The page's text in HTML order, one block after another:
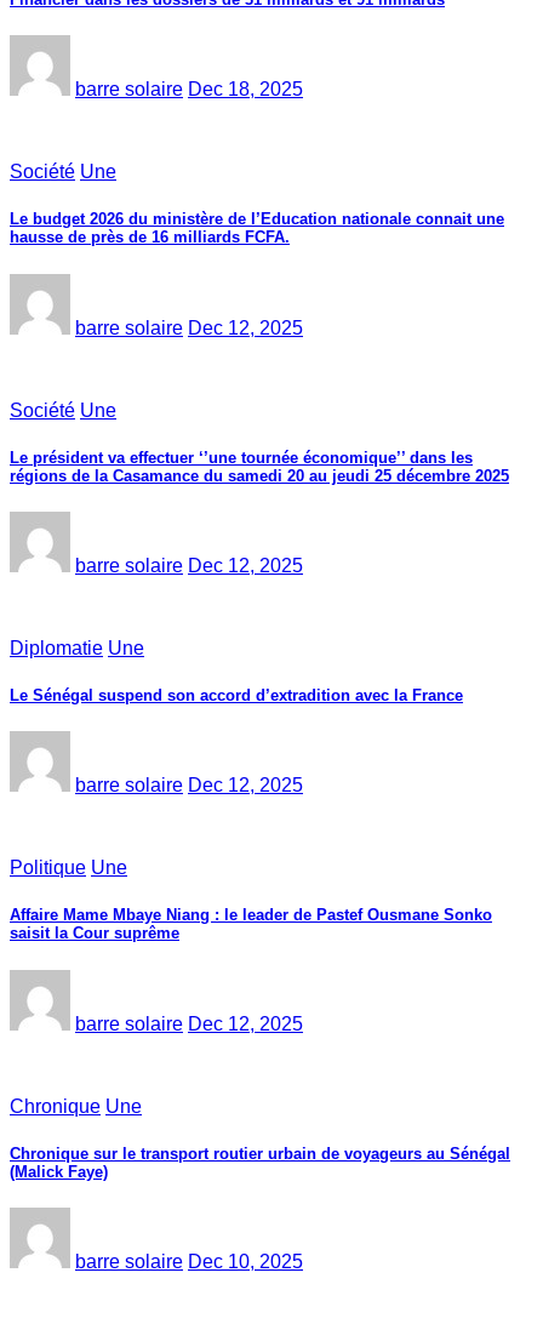
barre solaire Dec 18, 2025
Société Une
Le budget 2026 du ministère de l’Education nationale connait une
hausse de près de 16 milliards FCFA.
barre solaire Dec 12, 2025
Société Une
Le président va effectuer ‘’une tournée économique’’ dans les
régions de la Casamance du samedi 20 au jeudi 25 décembre 2025
barre solaire Dec 12, 2025
Diplomatie Une
Le Sénégal suspend son accord d’extradition avec la France
barre solaire Dec 12, 2025
Politique Une
Affaire Mame Mbaye Niang : le leader de Pastef Ousmane Sonko
saisit la Cour suprême
barre solaire Dec 12, 2025
Chronique Une
Chronique sur le transport routier urbain de voyageurs au Sénégal
(Malick Faye)
barre solaire Dec 10, 2025